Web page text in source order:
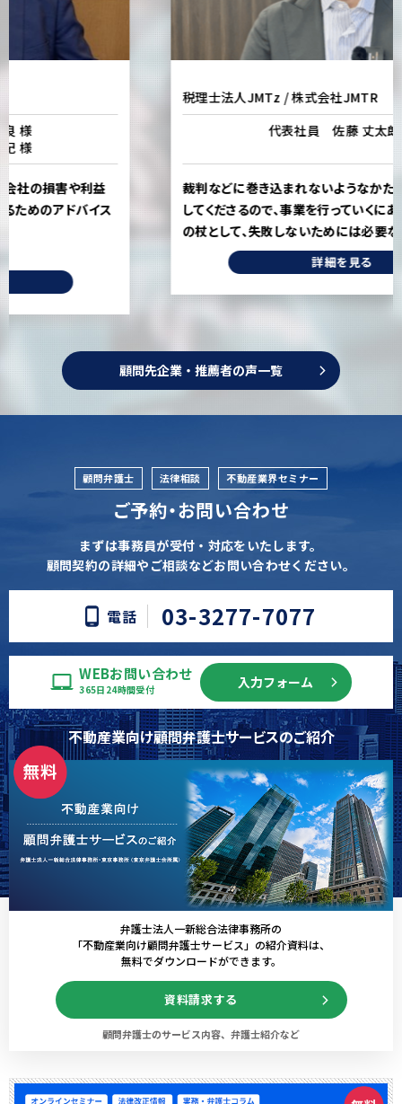
税理士法人JMTz / 株式会社JMTR
代表社員 佐藤 丈太郎 様
裁判などに巻き込まれないようなかたちで、事前から注意
してくださるので、事業を行っていくにあたって、転ばぬ先
の杖として、失敗しないためには必要な存在です。
詳細を見る
顧問先企業・推薦者の声一覧
顧問弁護士 法律相談 不動産業界セミナー
ご予約・お問い合わせ
まずは事務員が受付・対応をいたします。
顧問契約の詳細やご相談などお問い合わせください。
電話 03-3277-7077
WEBお問い合わせ
365日24時間受付 入力フォーム
不動産業向け顧問弁護士サービスのご紹介
弁護士法人一新総合法律事務所の
「不動産業向け顧問弁護士サービス」の紹介資料は、
無料でダウンロードができます。
資料請求する
顧問弁護士のサービス内容、弁護士紹介など